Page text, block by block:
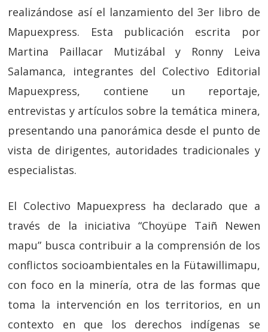
realizándose así el lanzamiento del 3er libro de
Mapuexpress. Esta publicación escrita por
Martina Paillacar Mutizábal y Ronny Leiva
Salamanca, integrantes del Colectivo Editorial
Mapuexpress, contiene un reportaje,
entrevistas y artículos sobre la temática minera,
presentando una panorámica desde el punto de
vista de dirigentes, autoridades tradicionales y
especialistas.
El Colectivo Mapuexpress ha declarado que a
través de la iniciativa “Choyüpe Taiñ Newen
mapu” busca contribuir a la comprensión de los
conflictos socioambientales en la Fütawillimapu,
con foco en la minería, otra de las formas que
toma la intervención en los territorios, en un
contexto en que los derechos indígenas se